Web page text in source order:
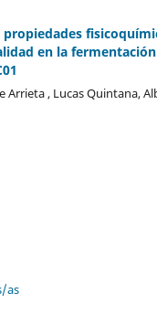
propiedades
en la
Arrieta , Lucas Quintana,
as